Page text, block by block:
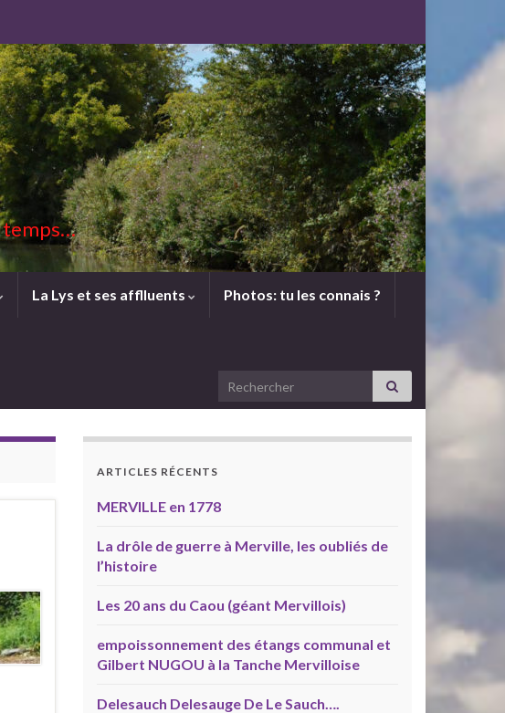
temps…
La Lys et ses afflluents Photos: tu les connais ?
Search for:
ARTICLES RÉCENTS
MERVILLE en 1778
La drôle de guerre à Merville, les oubliés de
l’histoire
Les 20 ans du Caou (géant Mervillois)
empoissonnement des étangs communal et
Gilbert NUGOU à la Tanche Mervilloise
Delesauch Delesauge De Le Sauch….